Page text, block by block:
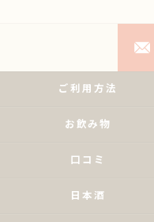
ご利用方法
お飲み物
口コミ
日本酒